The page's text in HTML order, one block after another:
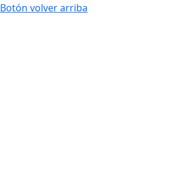
Botón volver arriba